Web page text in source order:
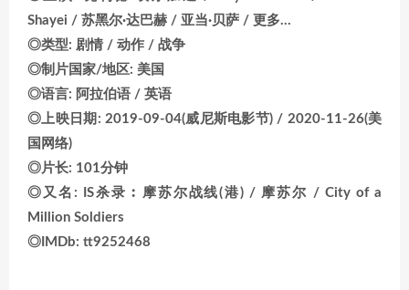
Shayei / 苏黑尔·达巴赫 / 亚当·贝萨 / 更多…
◎类型: 剧情 / 动作 / 战争
◎制片国家/地区: 美国
◎语言: 阿拉伯语 / 英语
◎上映日期: 2019-09-04(威尼斯电影节) / 2020-11-26(美
国网络)
◎片长: 101分钟
◎又名: IS杀录︰摩苏尔战线(港) / 摩苏尔 / City of a
Million Soldiers
◎IMDb: tt9252468